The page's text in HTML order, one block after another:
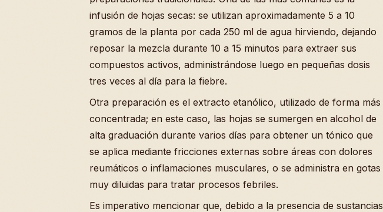
infusión de hojas secas: se utilizan aproximadamente 5 a 10
gramos de la planta por cada 250 ml de agua hirviendo, dejando
reposar la mezcla durante 10 a 15 minutos para extraer sus
compuestos activos, administrándose luego en pequeñas dosis
tres veces al día para la fiebre.
Otra preparación es el extracto etanólico, utilizado de forma más
concentrada; en este caso, las hojas se sumergen en alcohol de
alta graduación durante varios días para obtener un tónico que
se aplica mediante fricciones externas sobre áreas con dolores
reumáticos o inflamaciones musculares, o se administra en gotas
muy diluidas para tratar procesos febriles.
Es imperativo mencionar que, debido a la presencia de sustancias